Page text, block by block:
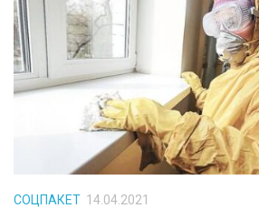
СОЦПАКЕТ 14.04.2021